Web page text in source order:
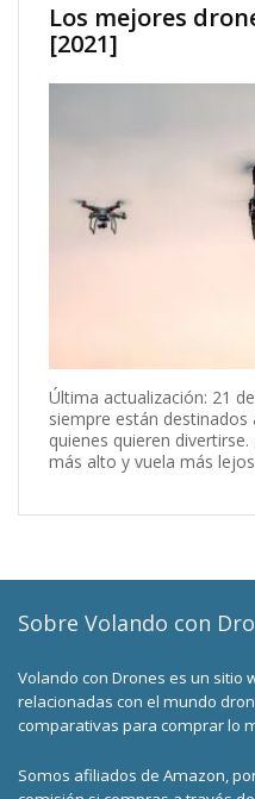
Los mejores
[2021]
Última actualización: 21
siempre están
quienes quieren
más alto y vuela más
Sobre Volando con
Volando con Drones es un sitio
relacionadas con el mundo
comparativas para comprar lo
Somos afiliados de Amazon,